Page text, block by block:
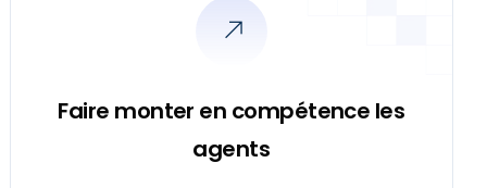
Faire monter en compétence les
agents